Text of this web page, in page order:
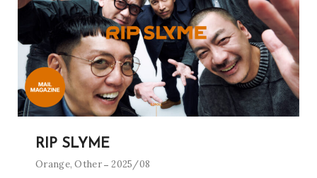
RIP SLYME
Orange,Other 2025/08